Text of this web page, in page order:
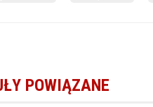
POWIĄZANE